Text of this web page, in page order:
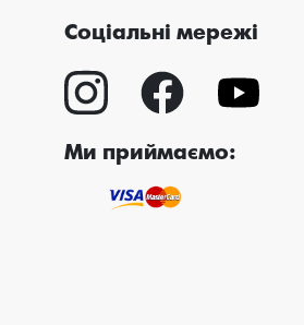
Соціальні мережі
Ми приймаємо: